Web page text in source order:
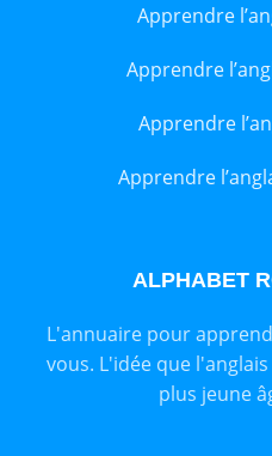
Apprendre
Apprendre
Apprendre
Apprendre
ALPHABET
L'annuaire pour
vous. L'idée que
plus jeune